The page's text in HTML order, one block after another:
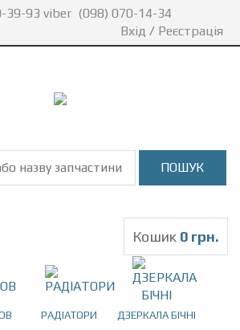
39-93 viber (098) 070-14-34
Вхід / Реєстрація
Кошик 0 грн.
РАДІАТОРИ ДЗЕРКАЛА БІЧНІ